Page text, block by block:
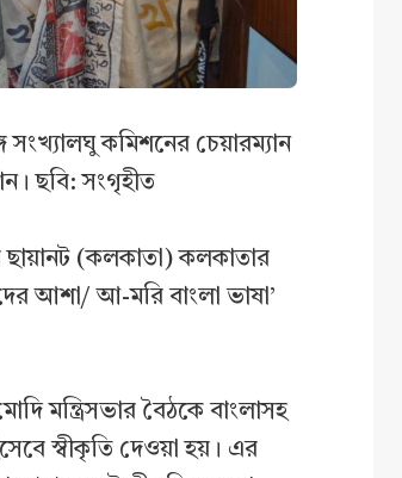
সংখ্যালঘু কমিশনের চেয়ারম্যান
ছবি: সংগৃহীত
ছায়ানট (কলকাতা) কলকাতার
আশা/ আ-মরি বাংলা ভাষা’
মন্ত্রিসভার বৈঠকে বাংলাসহ
স্বীকৃতি দেওয়া হয়। এর